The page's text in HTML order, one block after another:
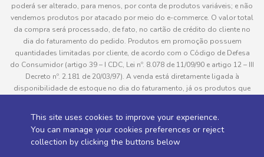
This site uses cookies to improve your experience.
You can manage your cookies preferences or reject
collection by clicking the buttons below
poderá ser alterado, para menos, por conta de produtos variáveis; e não
vendemos produtos por atacado por meio do e-commerce. O valor total
da compra será processado, de fato, no cartão de crédito do cliente no
dia do faturamento do pedido. Produtos em promoção possuem
quantidades limitadas por cliente, de acordo com o Código de Defesa
do Consumidor (artigo 39 – I CDC, Lei nº. 8.078 de 11/09/90 e artigo 12 – III
Decreto nº. 2.181 de 20/03/97). A venda está diretamente ligada à
disponibilidade de estoque no dia do faturamento, já os produtos que
pedido do cliente, este não será entregue e o valor do item não será
cobrado. As fotos dos produtos no site são ilustrativas, podendo haver
divergência com o produto real e todos os pedidos estão sujeitos à